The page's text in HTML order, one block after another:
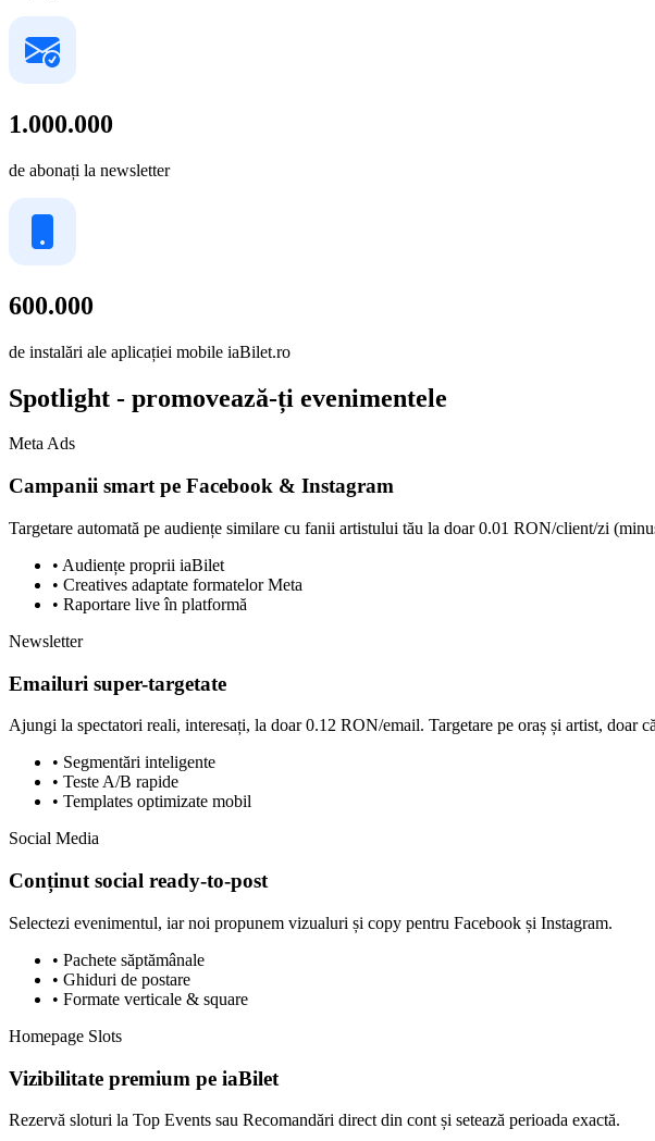
1.000.000
de abonați la newsletter
600.000
de instalări ale aplicației mobile iaBilet.ro
Spotlight - promovează-ți evenimentele
Meta Ads
Campanii smart pe Facebook & Instagram
Targetare automată pe audiențe similare cu fanii artistului tău la doar 0.01 RON/client/zi
• Audiențe proprii iaBilet
• Creatives adaptate formatelor Meta
• Raportare live în platformă
Newsletter
Emailuri super-targetate
Ajungi la spectatori reali, interesați, la doar 0.12 RON/email. Targetare pe oraș și artist, doar
• Segmentări inteligente
• Teste A/B rapide
• Templates optimizate mobil
Social Media
Conținut social ready-to-post
Selectezi evenimentul, iar noi propunem vizualuri și copy pentru Facebook și Instagram.
• Pachete săptămânale
• Ghiduri de postare
• Formate verticale & square
Homepage Slots
Vizibilitate premium pe iaBilet
Rezervă sloturi la Top Events sau Recomandări direct din cont și setează perioada exactă.